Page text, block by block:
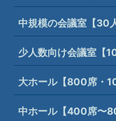
中規模の会議室【30
少人数向け会議室【
大ホール【800席・
中ホール【400席〜